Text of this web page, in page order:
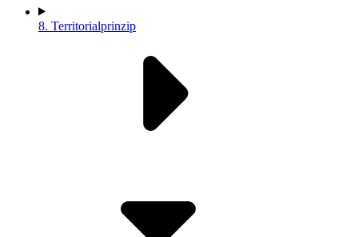
8. Territorialprinzip